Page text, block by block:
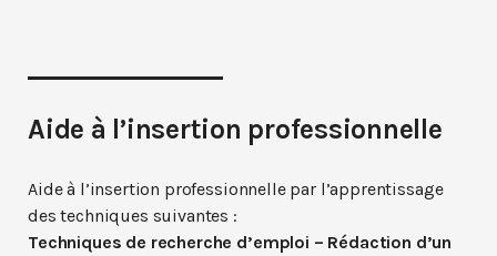
Aide à l’insertion professionnelle
Aide à l’insertion professionnelle par l’apprentissage
des techniques suivantes :
Techniques de recherche d’emploi – Rédaction d’un